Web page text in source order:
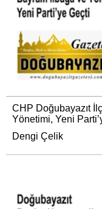
CHP Doğubayazıt
Yönetimi, Yeni
Dengi Çelik